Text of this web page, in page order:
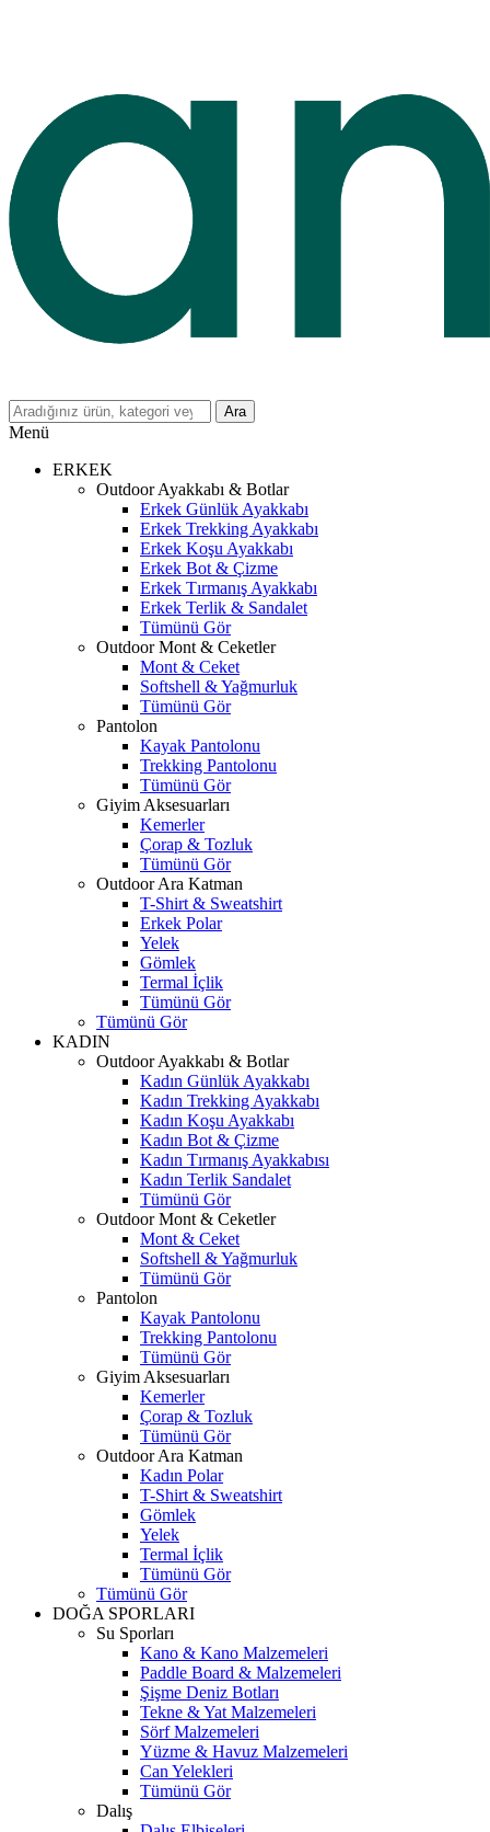
Ara
Menü
ERKEK
Outdoor Ayakkabı & Botlar
Erkek Günlük Ayakkabı
Erkek Trekking Ayakkabı
Erkek Koşu Ayakkabı
Erkek Bot & Çizme
Erkek Tırmanış Ayakkabı
Erkek Terlik & Sandalet
Tümünü Gör
Outdoor Mont & Ceketler
Mont & Ceket
Softshell & Yağmurluk
Tümünü Gör
Pantolon
Kayak Pantolonu
Trekking Pantolonu
Tümünü Gör
Giyim Aksesuarları
Kemerler
Çorap & Tozluk
Tümünü Gör
Outdoor Ara Katman
T-Shirt & Sweatshirt
Erkek Polar
Yelek
Gömlek
Termal İçlik
Tümünü Gör
Tümünü Gör
KADIN
Outdoor Ayakkabı & Botlar
Kadın Günlük Ayakkabı
Kadın Trekking Ayakkabı
Kadın Koşu Ayakkabı
Kadın Bot & Çizme
Kadın Tırmanış Ayakkabısı
Kadın Terlik Sandalet
Tümünü Gör
Outdoor Mont & Ceketler
Mont & Ceket
Softshell & Yağmurluk
Tümünü Gör
Pantolon
Kayak Pantolonu
Trekking Pantolonu
Tümünü Gör
Giyim Aksesuarları
Kemerler
Çorap & Tozluk
Tümünü Gör
Outdoor Ara Katman
Kadın Polar
T-Shirt & Sweatshirt
Gömlek
Yelek
Termal İçlik
Tümünü Gör
Tümünü Gör
DOĞA SPORLARI
Su Sporları
Kano & Kano Malzemeleri
Paddle Board & Malzemeleri
Şişme Deniz Botları
Tekne & Yat Malzemeleri
Sörf Malzemeleri
Yüzme & Havuz Malzemeleri
Can Yelekleri
Tümünü Gör
Dalış